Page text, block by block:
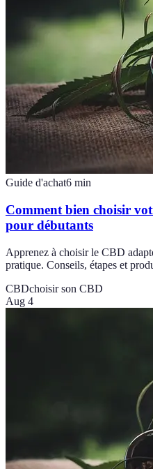
Guide d'achat6 min
Comment bien choisir
pour débutants
Apprenez à choisir le CBD
pratique. Conseils, étapes et
CBDchoisir son CBD
Aug 4